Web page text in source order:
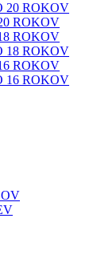
20 ROKOV
ROKOV
ROKOV
18 ROKOV
ROKOV
16 ROKOV